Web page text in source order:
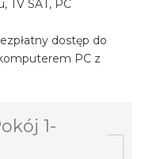
TV SAT, PC
dostęp do
PC z
1-